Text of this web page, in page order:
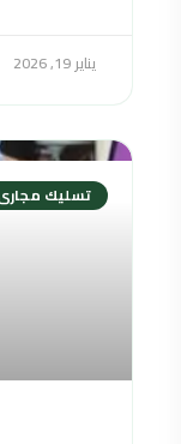
يناير 19, 2026
تسليك